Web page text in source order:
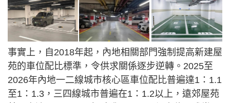
事實上，自2018年起，內地相關部門強制提高新建屋
苑的車位配比標準，令供求關係逐步逆轉。2025至
2026年內地一二線城市核心區車位配比普遍達1：1.1
至1：1.3，三四線城市普遍在1：1.2以上，遠郊屋苑